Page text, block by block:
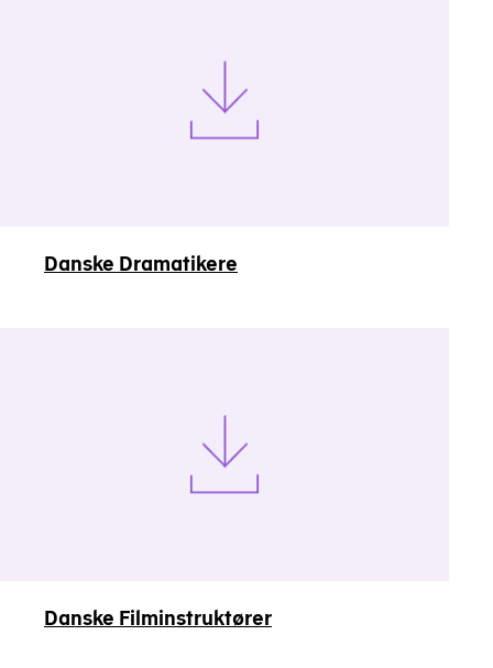
Danske Dramatikere
Danske Filminstruktører